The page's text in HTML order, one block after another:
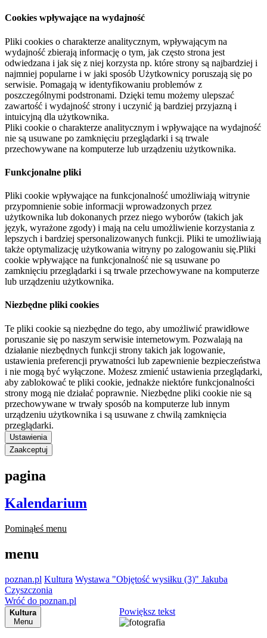
Cookies wpływające na wydajność
Pliki cookies o charakterze analitycznym, wpływającym na
wydajność zbierają informację o tym, jak często strona jest
odwiedzana i jak się z niej korzysta np. które strony są najbardziej i
najmniej popularne i w jaki sposób Użytkownicy poruszają się po
serwisie. Pomagają w identyfikowaniu problemów z
poszczególnymi podstronami. Dzięki temu możemy ulepszać
zawartość i wydajność strony i uczynić ją bardziej przyjazną i
intuicyjną dla użytkownika.
Pliki cookie o charakterze analitycznym i wpływające na wydajność
nie są usuwane po zamknięciu przeglądarki i są trwale
przechowywane na komputerze lub urządzeniu użytkownika.
Funkcjonalne pliki
Pliki cookie wpływające na funkcjonalność umożliwiają witrynie
przypomnienie sobie informacji wprowadzonych przez
użytkownika lub dokonanych przez niego wyborów (takich jak
język, wyrażone zgody) i mają na celu umożliwienie korzystania z
lepszych i bardziej spersonalizowanych funkcji. Pliki te umożliwiają
także optymalizację użytkowania witryny po zalogowaniu się.Pliki
cookie wpływające na funkcjonalność nie są usuwane po
zamknięciu przeglądarki i są trwale przechowywane na komputerze
lub urządzeniu użytkownika.
Niezbędne pliki cookies
Te pliki cookie są niezbędne do tego, aby umożliwić prawidłowe
poruszanie się po naszym serwisie internetowym. Pozwalają na
działanie niezbędnych funkcji strony takich jak logowanie,
ustawienia preferencji prywatności lub zapewnienie bezpieczeństwa
i nie mogą być wyłączone. Możesz zmienić ustawienia przeglądarki,
aby zablokować te pliki cookie, jednakże niektóre funkcjonalności
strony mogą nie działać poprawnie. Niezbędne pliki cookie nie są
przechowywane w trwały sposób na komputerze lub innym
urządzeniu użytkownika i są usuwane z chwilą zamknięcia
przeglądarki.
Ustawienia
Zaakceptuj
pagina
Kalendarium
Pominąłeś menu
menu
poznan.pl Kultura Wystawa "Objętość wysiłku (3)" Jakuba
Czyszczonia
Wróć do poznan.pl
Kultura
Menu
Powiększ tekst